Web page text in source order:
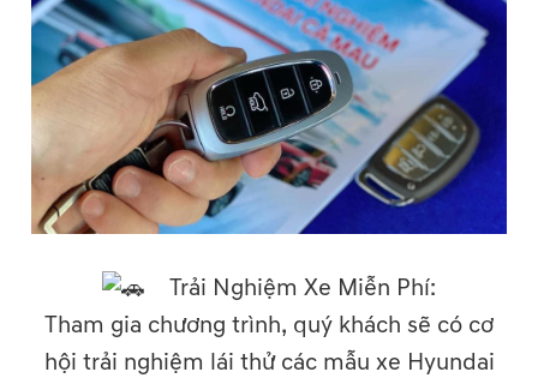
Trải Nghiệm Xe Miễn Phí:
Tham gia chương trình, quý khách sẽ có cơ
hội trải nghiệm lái thử các mẫu xe Hyundai